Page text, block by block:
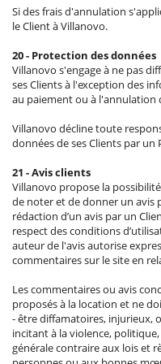
Si des frais d'annulation
le Client à Villanovo.
20 - Protection des données
Villanovo s'engage à ne pas
ses Clients à l'exception des
au paiement ou à l'annulation
Villanovo décline toute
données de ses Clients par un
21 - Avis clients
Villanovo propose la
de noter et de donner un avis
rédaction d’un avis par un
respect des conditions
auteur de l'avis autorise
commentaires sur le site en
Les commentaires ou avis
proposés à la location et ne
- être diffamatoires, injurieux,
incitant à la violence,
générale contraire aux lois et